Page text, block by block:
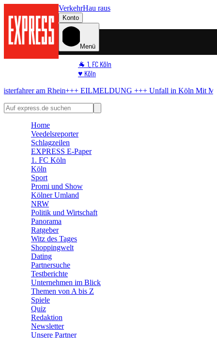
VerkehrHau raus
Konto
Menü
🐐 1. FC Köln
♥️ Köln
🏆 Sport
Rhein+++ EILMELDUNG +++Unfall in KölnMit Mercedes-AMG
Home
Veedelsreporter
Schlagzeilen
EXPRESS E-Paper
1. FC Köln
Köln
Sport
Promi und Show
Kölner Umland
NRW
Politik und Wirtschaft
Panorama
Ratgeber
Witz des Tages
Shoppingwelt
Dating
Partnersuche
Testberichte
Unternehmen im Blick
Themen von A bis Z
Spiele
Quiz
Redaktion
Newsletter
Unsere Partner